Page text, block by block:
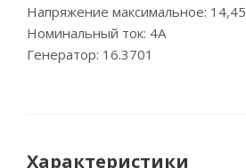
Напряжение максимальное: 14,45
Номинальный ток: 4А
Генератор: 16.3701
Характеристики